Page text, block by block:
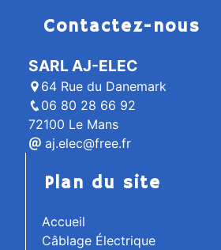
Contactez-nous
SARL AJ-ELEC
64 Rue du Danemark
72100 Le Mans
06 80 28 66 92
aj.elec@free.fr
Plan du site
Accueil
Câblage Électrique